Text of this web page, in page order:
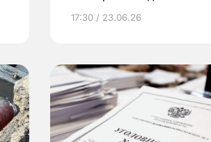
газ
17:30 / 23.06.26